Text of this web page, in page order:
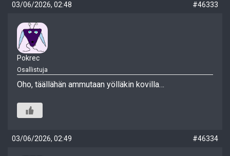
03/06/2026, 02:48 #46333
Pokrec
Osallistuja
Oho, täällähän ammutaan yölläkin kovilla…
03/06/2026, 02:49 #46334